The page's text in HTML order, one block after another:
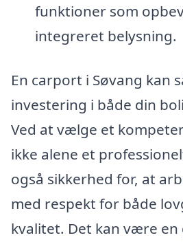
funktioner som
integreret belysning.
En carport i Søvang kan
investering i både din
Ved at vælge et
ikke alene et
også sikkerhed for, at
med respekt for både
kvalitet. Det kan være en